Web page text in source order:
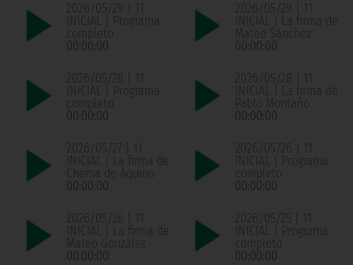
2026/05/29 | 11
INICIAL | Programa
completo
00:00:00
2026/05/29 | 11
INICIAL | La firma de
Mateo Sánchez
00:00:00
2026/05/28 | 11
INICIAL | Programa
completo
00:00:00
2026/05/28 | 11
INICIAL | La firma de
Pablo Montaño
00:00:00
2026/05/27 | 11
INICIAL | La firma de
Chema de Aquino
00:00:00
2026/05/26 | 11
INICIAL | Programa
completo
00:00:00
2026/05/26 | 11
INICIAL | La firma de
Mateo González
00:00:00
2026/05/25 | 11
INICIAL | Programa
completo
00:00:00